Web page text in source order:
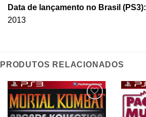
Data de lançamento no Brasil (PS3):
2013
PRODUTOS RELACIONADOS